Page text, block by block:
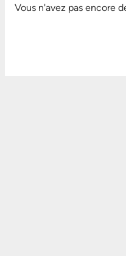
Vous n'avez pas encore